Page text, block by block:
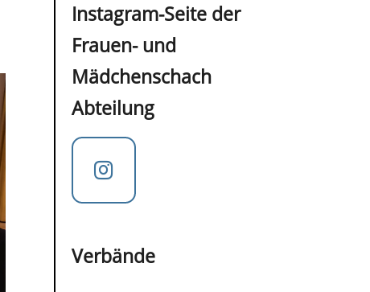
Instagram-Seite der
Frauen- und
Mädchenschach
Abteilung
Verbände